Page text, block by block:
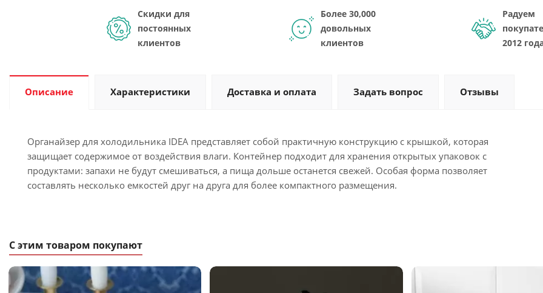
Скидки для
постоянных
клиентов
Более 30,000
довольных
клиентов
Радуем
2012
Описание Характеристики Доставка и оплата Задать вопрос Отзывы
Органайзер для холодильника IDEA представляет собой практичную конструкцию с крышкой, которая
защищает содержимое от воздействия влаги. Контейнер подходит для хранения открытых упаковок с
продуктами: запахи не будут смешиваться, а пища дольше останется свежей. Особая форма позволяет
составлять несколько емкостей друг на друга для более компактного размещения.
С этим товаром покупают